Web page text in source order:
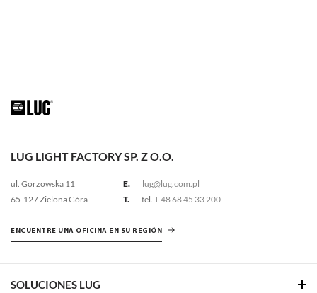
LUG LIGHT FACTORY SP. Z O.O.
ul. Gorzowska 11
65-127 Zielona Góra
E.
lug@lug.com.pl
T.
tel. + 48 68 45 33 200
ENCUENTRE UNA OFICINA EN SU REGIÓN
SOLUCIONES LUG